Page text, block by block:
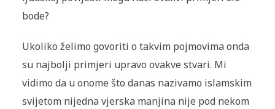
bode?
Ukoliko želimo govoriti o takvim pojmovima onda
su najbolji primjeri upravo ovakve stvari. Mi
vidimo da u onome što danas na­zivamo islamskim
svijetom nijedna vjerska manjina nije pod nekom